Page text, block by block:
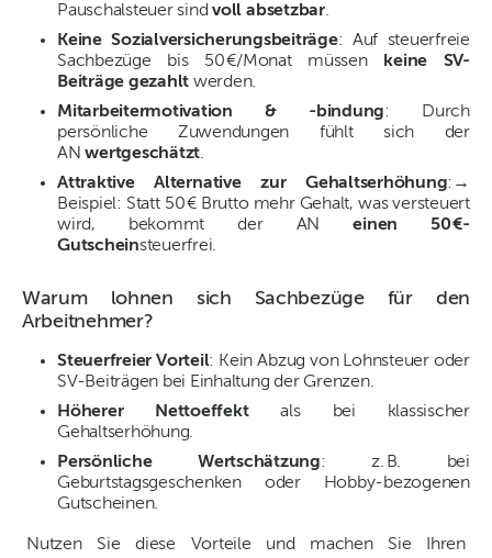
Pauschalsteuer sindvoll absetzbar.
Keine Sozialversicherungsbeiträge: Auf steuerfreie
Sachbezüge bis 50 €/Monat müssen
keine SV-
Beiträge gezahlt werden.
Mitarbeitermotivation & -bindung: Durch
persönliche Zuwendungen fühlt sich der
ANwertgeschätzt.
Attraktive Alternative zur Gehaltserhöhung:→
Beispiel: Statt 50 € Brutto mehr Gehalt, was versteuert
wird, bekommt der ANeinen 50 €-
Gutscheinsteuerfrei.
Warum lohnen sich Sachbezüge für den
Arbeitnehmer?
Steuerfreier Vorteil: Kein Abzug von Lohnsteuer oder
SV-Beiträgen bei Einhaltung der Grenzen.
Höherer Nettoeffektals bei klassischer
Gehaltserhöhung.
Persönliche Wertschätzung: z. B. bei
Geburtstagsgeschenken oder Hobby-bezogenen
Gutscheinen.
Nutzen Sie diese Vorteile und machen Sie Ihren